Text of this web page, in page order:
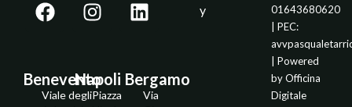
Benevento
Viale degli
Napoli
Piazza
Bergamo
Via
y
01643680620
| PEC:
| Powered
byOfficina
Digitale